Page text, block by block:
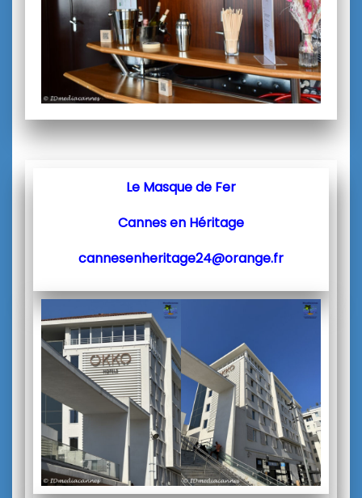
Le Masque de Fer
Cannes en Héritage
cannesenheritage24@orange.fr